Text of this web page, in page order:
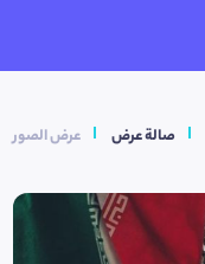
صالة عرض عرض الصور